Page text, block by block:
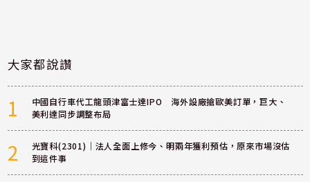
大家都說讚
1
中國自行車代工龍頭津富士達IPO 海外設廠搶歐美訂單，巨大、
美利達同步調整布局
2
光寶科(2301)｜法人全面上修今、明兩年獲利預估，原來市場沒估
到這件事